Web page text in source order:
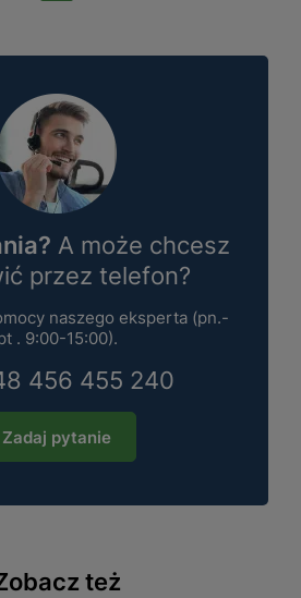
A może chcesz
przez telefon?
naszego eksperta (pn.-
. 9:00-15:00).
456 455 240
Zadaj pytanie
też